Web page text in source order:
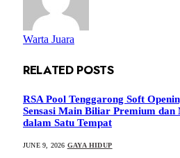
Warta Juara
RELATED POSTS
RSA Pool Tenggarong Soft
Sensasi Main Biliar Premium
dalam Satu Tempat
JUNE 9, 2026 GAYA HIDUP